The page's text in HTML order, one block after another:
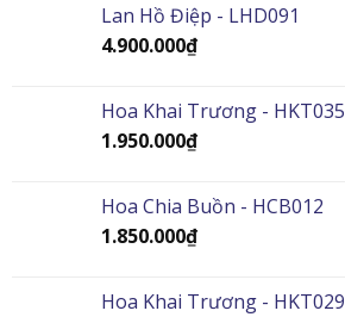
Lan Hồ Điệp - LHD091
4.900.000₫
Hoa Khai Trương - HKT035
1.950.000₫
Hoa Chia Buồn - HCB012
1.850.000₫
Hoa Khai Trương - HKT029